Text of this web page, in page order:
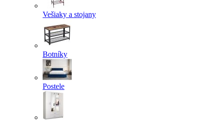
Vešiaky a stojany
Botníky
Postele